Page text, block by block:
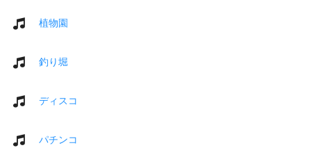
植物園
釣り堀
ディスコ
パチンコ